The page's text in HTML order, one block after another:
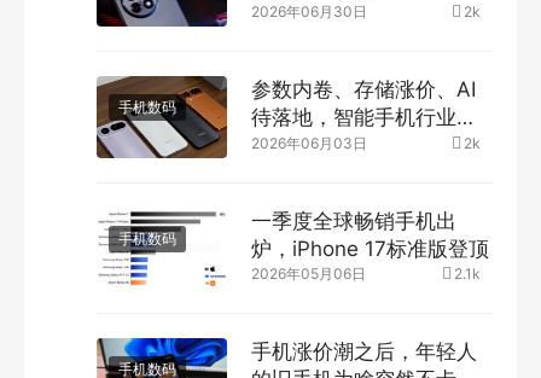
5099~6499 元
2026年06月30日 2k
手机数码
参数内卷、存储涨价、AI
待落地，智能手机行业进
入“无捷径深水区”
2026年06月03日 2k
手机数码
一季度全球畅销手机出
炉，iPhone 17标准版登顶
2026年05月06日 2.1k
手机数码
手机涨价潮之后，年轻人